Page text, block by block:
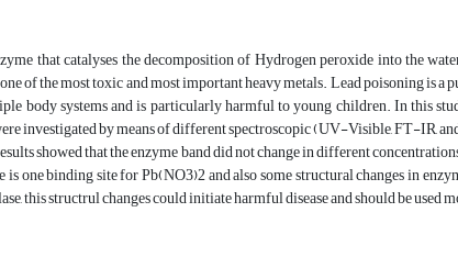
that catalyses the decomposition of Hydrogen peroxide into the
of the most toxic and most important heavy metals. Lead poisoning is
body systems and is particularly harmful to young children. In this
investigated by means of different spectroscopic (UV-Visible, FT-IR,
showed that the enzyme band did not change in different
is one binding site for Pb(NO3)2 and also some structural changes in
this structrul changes could initiate harmful disease and should be